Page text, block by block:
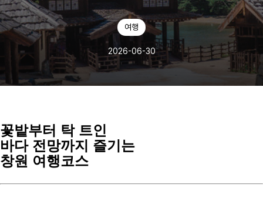
여행
2026-06-30
꽃밭부터 탁 트인
바다 전망까지 즐기는
창원 여행코스